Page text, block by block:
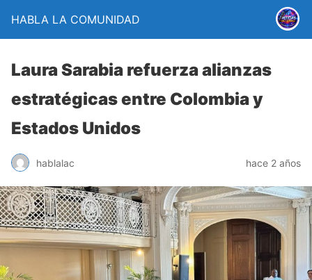
HABLA LA COMUNIDAD
Laura Sarabia refuerza alianzas
estratégicas entre Colombia y
Estados Unidos
hablalac hace 2 años